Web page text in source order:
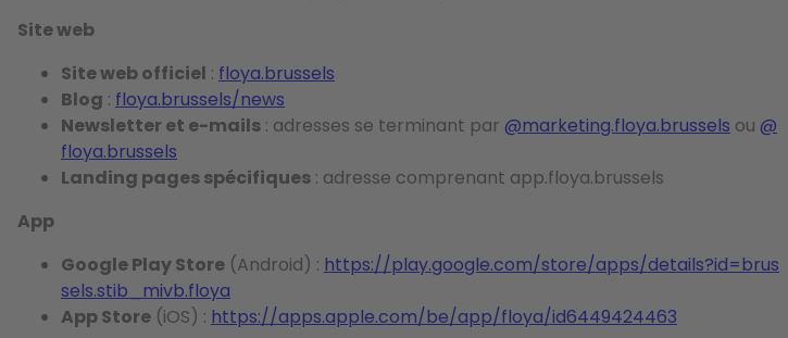
Site web
Site web officiel : floya.brussels
Blog : floya.brussels/news
Newsletter et e-mails : adresses se terminant par @marketing.floya.brussels ou @
floya.brussels
Landing pages spécifiques : adresse comprenant app.floya.brussels
App
Google Play Store (Android) : https://play.google.com/store/apps/details?id=brus
sels.stib_mivb.floya
App Store (iOS) : https://apps.apple.com/be/app/floya/id6449424463